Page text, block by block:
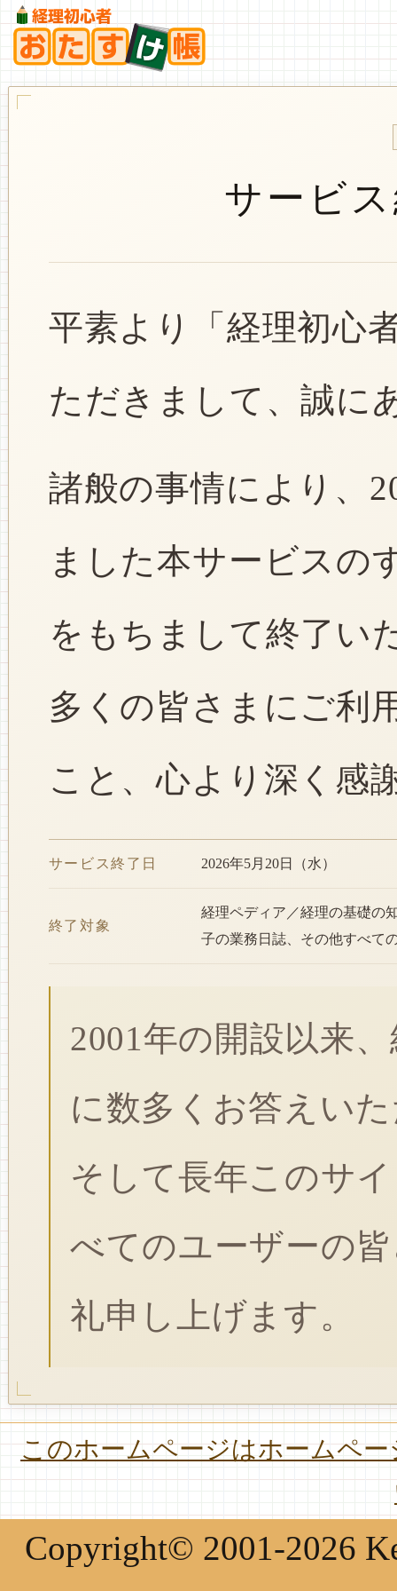
サービ
平素より「経理初心
ただきまして、誠に
諸般の事情により、
ました本サービスの
をもちまして終了い
多くの皆さまにご利
こと、心より深く感
サービス終了日 2026年5月20日（水）
終了対象
経理ペディア／経理の基礎の
子の業務日誌、その他すべて
2001年の開設以来
に数多くお答えい
そして長年このサ
べてのユーザーの
礼申し上げます。
このホームページはホームペ
Copyright© 2001-2026